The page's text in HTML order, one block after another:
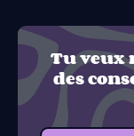
Tu veux
des